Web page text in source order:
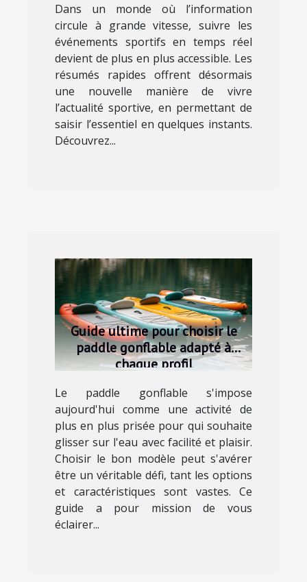
Dans un monde où l’information
circule à grande vitesse, suivre les
événements sportifs en temps réel
devient de plus en plus accessible. Les
résumés rapides offrent désormais
une nouvelle manière de vivre
l’actualité sportive, en permettant de
saisir l’essentiel en quelques instants.
Découvrez...
Guide ultime pour choisir le
paddle gonflable adapté à
chaque profil
Le paddle gonflable s'impose
aujourd'hui comme une activité de
plus en plus prisée pour qui souhaite
glisser sur l'eau avec facilité et plaisir.
Choisir le bon modèle peut s'avérer
être un véritable défi, tant les options
et caractéristiques sont vastes. Ce
guide a pour mission de vous
éclairer...